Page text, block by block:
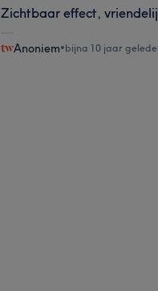
Zichtbaar effect,
Anoniem•bijna 10 jaar